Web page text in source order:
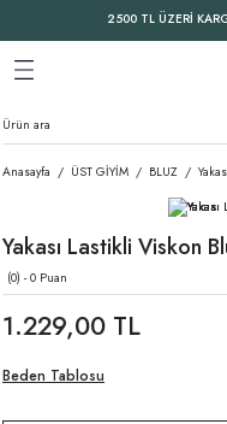
2500 TL ÜZERİ
Geri
Geri
Geri
Anasayfa ÜST GİYİM BLUZ
Yakası Lastikli Viskon
(0) - 0 Puan
1.229,00 TL
Beden Tablosu